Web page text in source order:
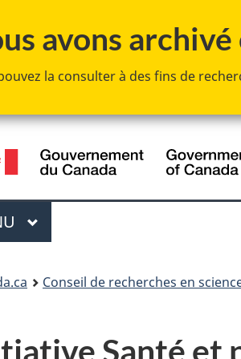
avons
la consulter à des fins de
PRINCIPAL
Conseil de recherches en
Santé et